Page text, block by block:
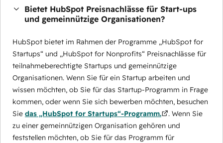
Bietet HubSpot Preisnachlässe für Start-ups
und gemeinnützige Organisationen?
HubSpot bietet im Rahmen der Programme „HubSpot for
Startups“ und „HubSpot for Nonprofits“ Preisnachlässe für
teilnahmeberechtigte Startups und gemeinnützige
Organisationen. Wenn Sie für ein Startup arbeiten und
wissen möchten, ob Sie für das Startup-Programm in Frage
kommen, oder wenn Sie sich bewerben möchten, besuchen
Sie das „HubSpot for Startups“-Programm.
. Wenn Sie
zu einer gemeinnützigen Organisation gehören und
feststellen möchten, ob Sie für das Programm für